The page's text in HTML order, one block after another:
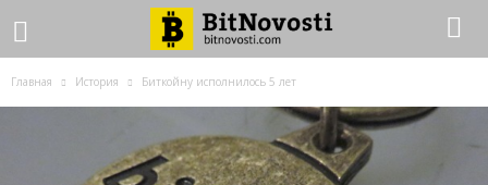
Главная История Биткойну исполнилось 5 лет